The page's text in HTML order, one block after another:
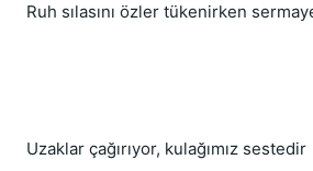
Ruh sılasını özler tükenirken
Uzaklar çağırıyor, kulağımız sestedir